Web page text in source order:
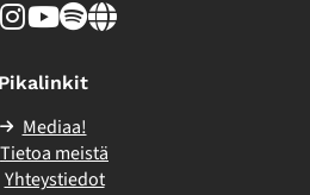
Facebook
Instagram
Youtube
SpotifyLinkki
Pikalinkit
Mediaa!
Tietoa meistä
Yhteystiedot